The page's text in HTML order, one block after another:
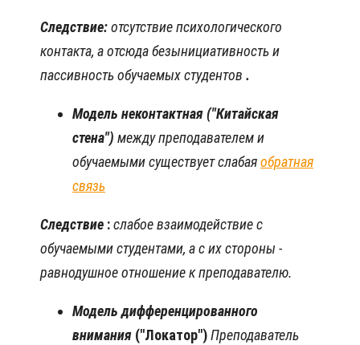
Следствие:отсутствие психологического
контакта, а отсюда безынициативность и
пассивность обучаемых студентов .
Модель неконтактная ("Китайская
стена") между преподавателем и
обучаемыми существует слабаяобратная
связь
Следствие :слабое взаимодействие с
обучаемыми студентами, а с их стороны -
равнодушное отношение к преподавателю.
Модель дифференцированного
внимания ("Локатор")Преподаватель